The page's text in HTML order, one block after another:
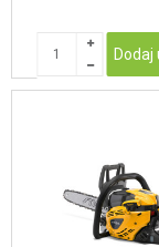
Dodaj